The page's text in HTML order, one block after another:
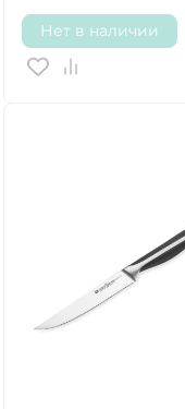
Нет в наличии